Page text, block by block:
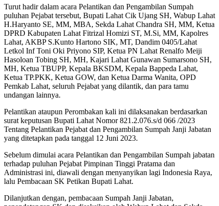
Turut hadir dalam acara Pelantikan dan Pengambilan Sumpah
puluhan Pejabat tersebut, Bupati Lahat Cik Ujang SH, Wabup Lahat
H.Haryanto SE, MM, MBA, Sekda Lahat Chandra SH, MM, Ketua
DPRD Kabupaten Lahat Fitrizal Homizi ST, M.Si, MM, Kapolres
Lahat, AKBP S.Kunto Hartono SIK, MT, Dandim 0405/Lahat
Letkol Inf Toni Oki Priyono SIP, Ketua PN Lahat Renalfo Meiji
Hasoloan Tobing SH, MH, Kajari Lahat Gunawan Sumarsono SH,
MH, Ketua TBUPP, Kepala BKSDM, Kepala Bappeda Lahat,
Ketua TP.PKK, Ketua GOW, dan Ketua Darma Wanita, OPD
Pemkab Lahat, seluruh Pejabat yang dilantik, dan para tamu
undangan lainnya.
Pelantikan ataupun Perombakan kali ini dilaksanakan berdasarkan
surat keputusan Bupati Lahat Nomor 821.2.076.s/d 066 /2023
Tentang Pelantikan Pejabat dan Pengambilan Sumpah Janji Jabatan
yang ditetapkan pada tanggal 12 Juni 2023.
Sebelum dimulai acara Pelantikan dan Pengambilan Sumpah jabatan
terhadap puluhan Pejabat Pimpinan Tinggi Pratama dan
Administrasi ini, diawali dengan menyanyikan lagi Indonesia Raya,
lalu Pembacaan SK Petikan Bupati Lahat.
Dilanjutkan dengan, pembacaan Sumpah Janji Jabatan,